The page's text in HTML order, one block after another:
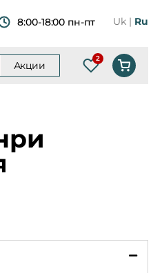
8:00-18:00 пн-пт Uk Ru
Акции Список